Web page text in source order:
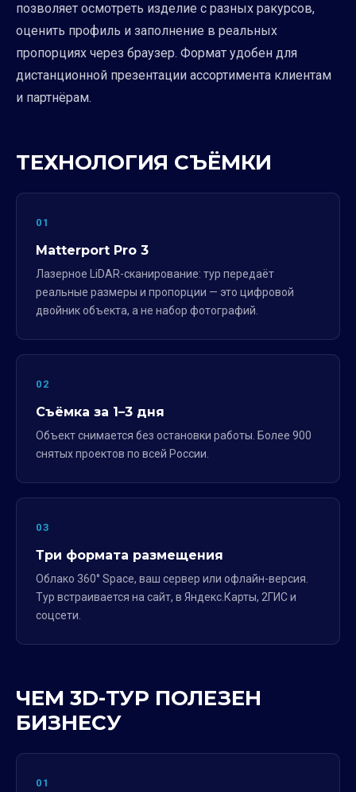
позволяет осмотреть изделие с разных ракурсов,
оценить профиль и заполнение в реальных
пропорциях через браузер. Формат удобен для
дистанционной презентации ассортимента клиентам
и партнёрам.
ТЕХНОЛОГИЯ СЪЁМКИ
01
Matterport Pro 3
Лазерное LiDAR-сканирование: тур передаёт
реальные размеры и пропорции — это цифровой
двойник объекта, а не набор фотографий.
02
Съёмка за 1–3 дня
Объект снимается без остановки работы. Более 900
снятых проектов по всей России.
03
Три формата размещения
Облако 360° Space, ваш сервер или офлайн-версия.
Тур встраивается на сайт, в Яндекс.Карты, 2ГИС и
соцсети.
ЧЕМ 3D-ТУР ПОЛЕЗЕН
БИЗНЕСУ
01